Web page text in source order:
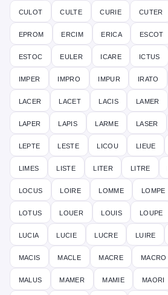
culot culte curie cuter
eprom ercim erica escot
estoc euler icare ictus
imper impro impur irato
lacer lacet lacis lamer
laper lapis larme laser
lepte leste licou lieue
limes liste liter litre
locus loire lomme lompe
lotus louer louis loupe
lucia lucie lucre luire
macis macle macre macro
malus mamer mamie maori